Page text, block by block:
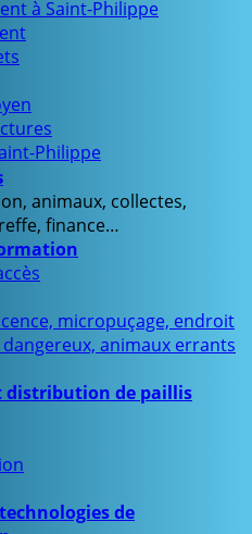
à Saint-Philippe
Philippe
animaux, collectes,
finance…
micropuçage, endroit
animaux errants
distribution de paillis
de